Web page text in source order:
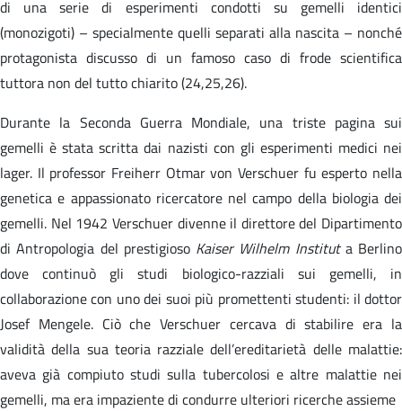
di una serie di esperimenti condotti su gemelli identici
(monozigoti) – specialmente quelli separati alla nascita – nonché
protagonista discusso di un famoso caso di frode scientifica
tuttora non del tutto chiarito (24,25,26).
Durante la Seconda Guerra Mondiale, una triste pagina sui
gemelli è stata scritta dai nazisti con gli esperimenti medici nei
lager. Il professor Freiherr Otmar von Verschuer fu esperto nella
genetica e appassionato ricercatore nel campo della biologia dei
gemelli. Nel 1942 Verschuer divenne il direttore del Dipartimento
di Antropologia del prestigioso Kaiser Wilhelm Instituta Berlino
dove continuò gli studi biologico-razziali sui gemelli, in
collaborazione con uno dei suoi più promettenti studenti: il dottor
Josef Mengele. Ciò che Verschuer cercava di stabilire era la
validità della sua teoria razziale dell’ereditarietà delle malattie:
aveva già compiuto studi sulla tubercolosi e altre malattie nei
gemelli, ma era impaziente di condurre ulteriori ricerche assieme